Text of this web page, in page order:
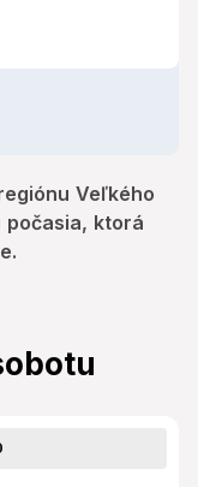
Veľkého
ktorá